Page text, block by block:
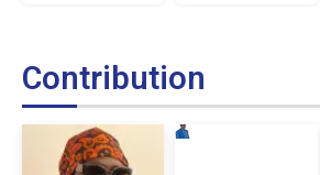
Contribution